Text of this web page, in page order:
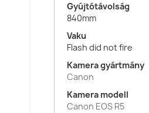
Gyújtótávolság
840mm
Vaku
Flash did not fire
Kamera gyártmány
Canon
Kamera modell
Canon EOS R5